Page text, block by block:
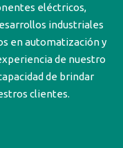
eléctricos,
industriales
en automatización y
de nuestro
de brindar
clientes.